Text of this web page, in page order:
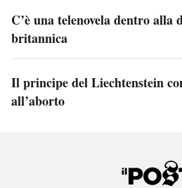
C’è una telenovela dentro alla
britannica
Il principe del Liechtenstein
all’aborto